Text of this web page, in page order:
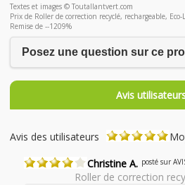
Textes et images © Toutallantvert.com
Prix de Roller de correction recyclé, rechargeable,
Remise de --1209%
Posez une question sur ce
Avis
Avis des utilisateurs
Christine A. posté sur
Roller de correction